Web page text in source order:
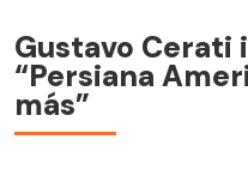
Gustavo
“Persiana
más”